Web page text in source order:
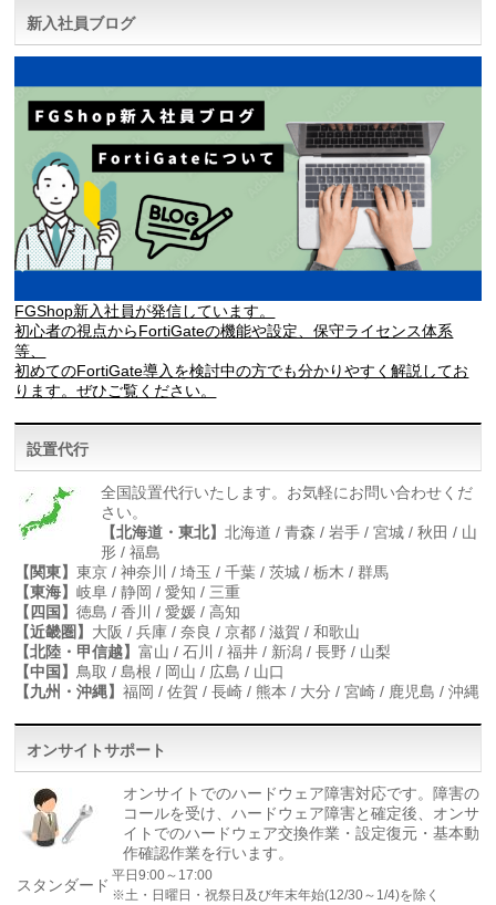
新入社員ブログ
FGShop新入社員が発信しています。
初心者の視点からFortiGateの機能や設定、保守ライセンス体系
等、
初めてのFortiGate導入を検討中の方でも分かりやすく解説してお
ります。ぜひご覧ください。
設置代行
全国設置代行いたします。お気軽にお問い合わせくだ
さい。
【北海道・東北】北海道 / 青森 / 岩手 / 宮城 / 秋田 / 山
形 / 福島
【関東】東京 / 神奈川 / 埼玉 / 千葉 / 茨城 / 栃木 / 群馬
【東海】岐阜 / 静岡 / 愛知 / 三重
【四国】徳島 / 香川 / 愛媛 / 高知
【近畿圏】 大阪 / 兵庫 / 奈良 / 京都 / 滋賀 / 和歌山
【北陸・甲信越】富山 / 石川 / 福井 / 新潟 / 長野 / 山梨
【中国】鳥取 / 島根 / 岡山 / 広島 / 山口
【九州・沖縄】福岡 / 佐賀 / 長崎 / 熊本 / 大分 / 宮崎 / 鹿児島 / 沖縄
オンサイトサポート
オンサイトでのハードウェア障害対応です。障害の
コールを受け、ハードウェア障害と確定後、オンサ
イトでのハードウェア交換作業・設定復元・基本動
作確認作業を行います。
スタンダード
平日9:00～17:00
※土・日曜日・祝祭日及び年末年始(12/30～1/4)を除く